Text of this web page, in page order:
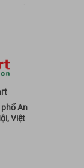
An
Việt